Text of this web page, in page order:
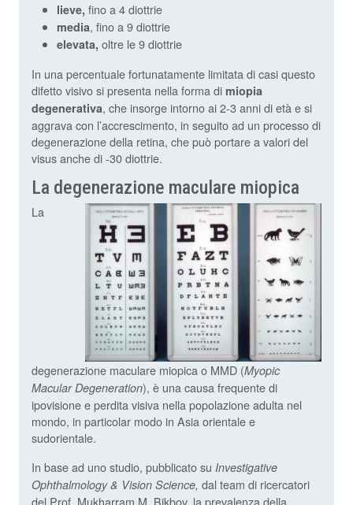
lieve, fino a 4 diottrie
media, fino a 9 diottrie
elevata, oltre le 9 diottrie
In una percentuale fortunatamente limitata di casi questo
difetto visivo si presenta nella forma di miopia
degenerativa, che insorge intorno ai 2-3 anni di età e si
aggrava con l’accrescimento, in seguito ad un processo di
degenerazione della retina, che può portare a valori del
visus anche di -30 diottrie.
La degenerazione maculare miopica
La
degenerazione maculare miopica o MMD (Myopic
Macular Degeneration), è una causa frequente di
ipovisione e perdita visiva nella popolazione adulta nel
mondo, in particolar modo in Asia orientale e
sudorientale.
In base ad uno studio, pubblicato su Investigative
Ophthalmology & Vision Science, dal team di ricercatori